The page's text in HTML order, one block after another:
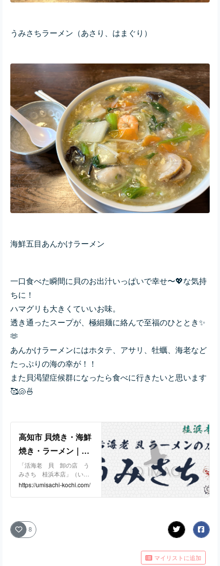
うみさちラーメン（あさり、はまぐり）
海鮮五目あんかけラーメン
一口食べた瞬間に貝のお出汁いっぱいで幸せ〜💖な気持
ちに！
ハマグリも大きくていいお味。
透き通ったスープが、極細麺に絡んで至福のひととき✨
🫶
あんかけラーメンにはホタテ、アサリ、牡蠣、海老など
たっぷりの海の幸が！！
また貝渇望症候群になったら食べに行きたいと思います
🥰🐚🍜
高知市 貝焼き・海鮮
焼き・ラーメン｜活
海老 貝 卸の店 うみ
さち 桂浜本店
「活海老 貝 卸の店 う
みさち 桂浜本店」（いき
えびかいおろしのみせうみ
点に活貝の卸販売、活貝ラ
気軽にお越しくださいま
せ。【住所：高知県高知市
https://umisachi-kochi.com/
8
マイリストに追加